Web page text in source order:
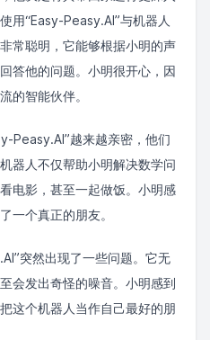
用“Easy-Peasy.AI”与机器人
常聪明，它能够根据小明的声
答他的问题。小明很开心，因
的智能伙伴。
Peasy.AI”越来越亲密，他们
器人不仅帮助小明解决数学问
电影，甚至一起做饭。小明感
一个真正的朋友。
突然出现了一些问题。它无
会发出奇怪的噪音。小明感到
这个机器人当作自己最好的朋